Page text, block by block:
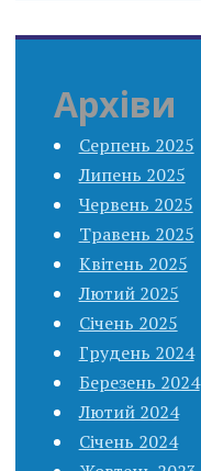
Архіви
Серпень 2025
Липень 2025
Червень 2025
Травень 2025
Квітень 2025
Лютий 2025
Січень 2025
Грудень 2024
Березень 2024
Лютий 2024
Січень 2024